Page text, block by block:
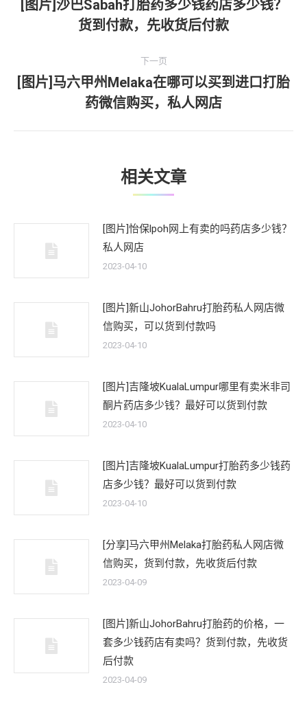
上
一
[图片]沙巴Sabah打胎药多少钱药店多少钱？
货到付款，先收货后付款
下一页
下
一
文
[图片]马六甲州Melaka在哪可以买到进口打胎
药微信购买，私人网店
相关文章
[图片]怡保lpoh网上有卖的吗药店多少钱？
私人网店
2023-04-10
[图片]新山JohorBahru打胎药私人网店微
信购买，可以货到付款吗
2023-04-10
[图片]吉隆坡KualaLumpur哪里有卖米非司
酮片药店多少钱？最好可以货到付款
2023-04-10
[图片]吉隆坡KualaLumpur打胎药多少钱药
店多少钱？最好可以货到付款
2023-04-10
[分享]马六甲州Melaka打胎药私人网店微
信购买，货到付款，先收货后付款
2023-04-09
[图片]新山JohorBahru打胎药的价格，一
套多少钱药店有卖吗？货到付款，先收货
后付款
2023-04-09